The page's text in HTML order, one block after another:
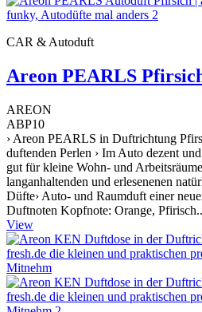
CAR & Autoduft
Areon PEARLS
AREON
ABP10
› Areon PEARLS in Duftrichtung
duftenden Perlen › Im Auto dezent
gut für kleine Wohn- und
langanhaltenden und erlesenenen
Düfte› Auto- und Raumduft einer
Duftnoten Kopfnote: Orange,
View